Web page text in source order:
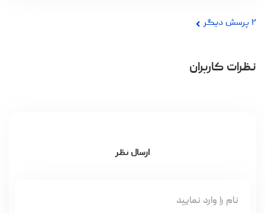
۲ پرسش دیگر
نظرات کاربران
ارسال نظر